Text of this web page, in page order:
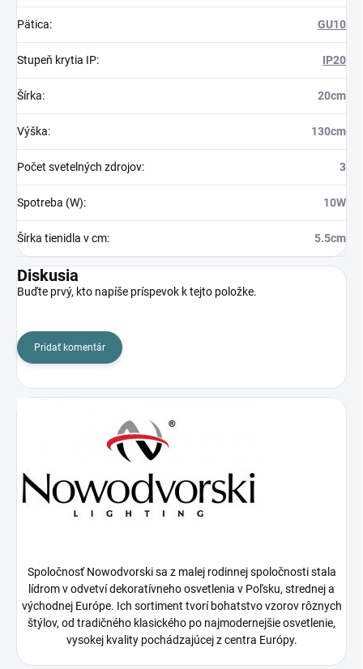
Pätica: GU10
Stupeň krytia IP: IP20
Šírka: 20cm
Výška: 130cm
Počet svetelných zdrojov: 3
Spotreba (W): 10W
Šírka tienidla v cm: 5.5cm
Diskusia
Buďte prvý, kto napíše príspevok k tejto položke.
Pridať komentár
Spoločnosť Nowodvorski sa z malej rodinnej spoločnosti stala
lídrom v odvetví dekoratívneho osvetlenia v Poľsku, strednej a
východnej Európe. Ich sortiment tvorí bohatstvo vzorov rôznych
štýlov, od tradičného klasického po najmodernejšie osvetlenie,
vysokej kvality pochádzajúcej z centra Európy.